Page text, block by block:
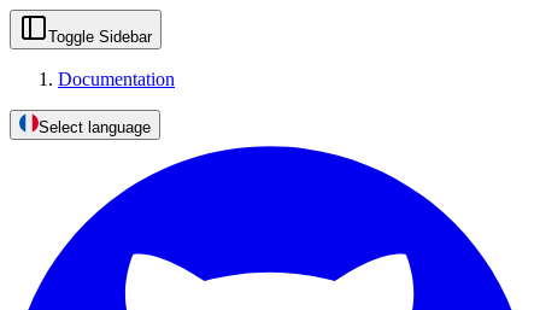
Toggle Sidebar
Documentation
Select language